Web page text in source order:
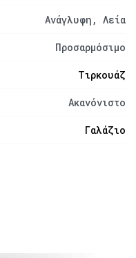
Ανάγλυφη, Λεία
Προσαρμόσιμο
Τιρκουάζ
Ακανόνιστο
Γαλάζιο